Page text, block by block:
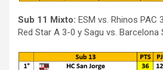
Sub 11 Mixto: ESM vs. Rhinos PAC
Red Star A 3-0 y Sagu vs. Barcelona